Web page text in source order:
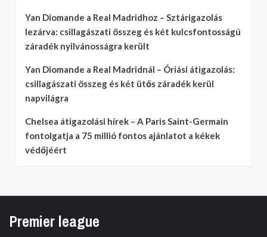
Yan Diomande a Real Madridhoz – Sztárigazolás
lezárva: csillagászati összeg és két kulcsfontosságú
záradék nyilvánosságra került
Yan Diomande a Real Madridnál – Óriási átigazolás:
csillagászati összeg és két ütős záradék kerül
napvilágra
Chelsea átigazolási hírek – A Paris Saint-Germain
fontolgatja a 75 millió fontos ajánlatot a kékek
védőjéért
Premier league